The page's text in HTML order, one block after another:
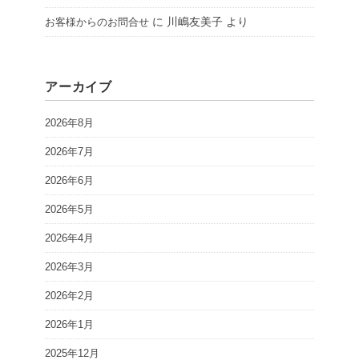
お客様からのお問合せ に 川嶋友美子 より
アーカイブ
2026年8月
2026年7月
2026年6月
2026年5月
2026年4月
2026年3月
2026年2月
2026年1月
2025年12月